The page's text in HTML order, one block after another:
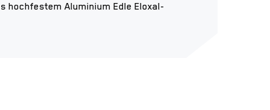
Aluminium Edle Eloxal-